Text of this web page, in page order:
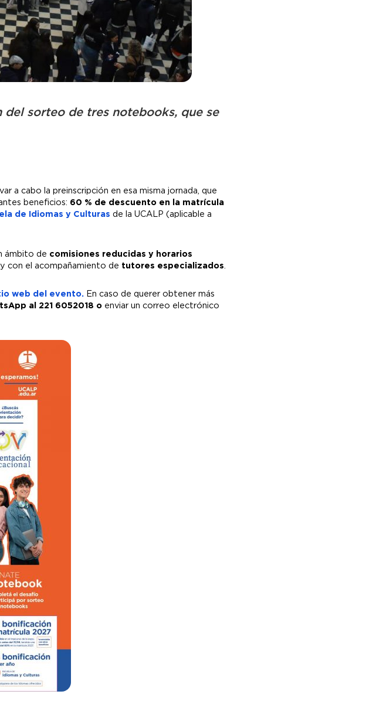
sorteo de tres notebooks, que se
a cabo la preinscripción en esa misma jornada, que
beneficios: 60 % de descuento en la matrícula
de Idiomas y Culturas de la UCALP (aplicable a
ámbito de comisiones reducidas y horarios
con el acompañamiento de tutores especializados.
web del evento. En caso de querer obtener más
al 221 6052018 o enviar un correo electrónico